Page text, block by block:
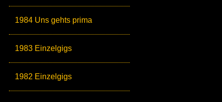
1984 Uns gehts prima
1983 Einzelgigs
1982 Einzelgigs